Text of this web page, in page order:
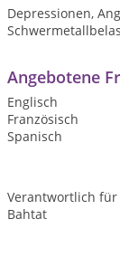
Depressionen,
Angebotene
Englisch
Französisch
Spanisch
Verantwortlich für
Bahtat